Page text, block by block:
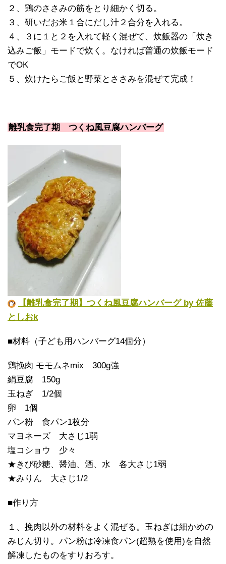
２、鶏のささみの筋をとり細かく切る。
３、研いだお米１合にだし汁２合分を入れる。
４、３に１と２を入れて軽く混ぜて、炊飯器の「炊き
込みご飯」モードで炊く。なければ普通の炊飯モード
でOK
５、炊けたらご飯と野菜とささみを混ぜて完成！
離乳食完了期 つくね風豆腐ハンバーグ
【離乳食完了期】つくね風豆腐ハンバーグ by 佐藤
としおk
■材料（子ども用ハンバーグ14個分）
鶏挽肉 モモムネmix 300g強
絹豆腐 150g
玉ねぎ 1/2個
卵 1個
パン粉 食パン1枚分
マヨネーズ 大さじ1弱
塩コショウ 少々
★きび砂糖、醤油、酒、水 各大さじ1弱
★みりん 大さじ1/2
■作り方
１、挽肉以外の材料をよく混ぜる。玉ねぎは細かめの
みじん切り。パン粉は冷凍食パン(超熟を使用)を自然
解凍したものをすりおろす。